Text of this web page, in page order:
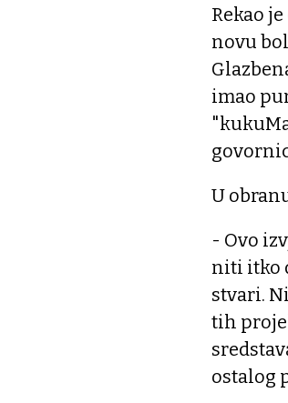
Rekao
novu
imao
U
- Ovo
niti itko
stvari.
tih
ostalog